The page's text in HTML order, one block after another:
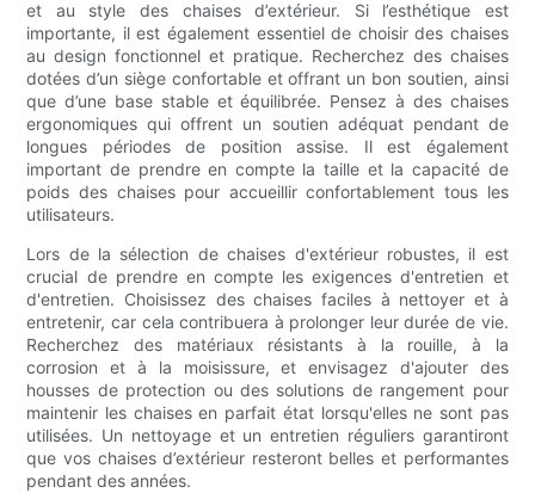
et au style des chaises d’extérieur. Si l’esthétique est
importante, il est également essentiel de choisir des chaises
au design fonctionnel et pratique. Recherchez des chaises
dotées d’un siège confortable et offrant un bon soutien, ainsi
que d’une base stable et équilibrée. Pensez à des chaises
ergonomiques qui offrent un soutien adéquat pendant de
longues périodes de position assise. Il est également
important de prendre en compte la taille et la capacité de
poids des chaises pour accueillir confortablement tous les
utilisateurs.
Lors de la sélection de chaises d'extérieur robustes, il est
crucial de prendre en compte les exigences d'entretien et
d'entretien. Choisissez des chaises faciles à nettoyer et à
entretenir, car cela contribuera à prolonger leur durée de vie.
Recherchez des matériaux résistants à la rouille, à la
corrosion et à la moisissure, et envisagez d'ajouter des
housses de protection ou des solutions de rangement pour
maintenir les chaises en parfait état lorsqu'elles ne sont pas
utilisées. Un nettoyage et un entretien réguliers garantiront
que vos chaises d’extérieur resteront belles et performantes
pendant des années.